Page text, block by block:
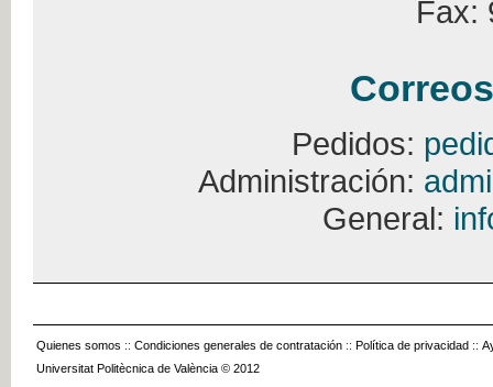
Fax:
Pedidos:
Administración:
General:
Quienes somos :: Condiciones generales de contratación :: Política de privacidad ::
Universitat Politècnica de València © 2012